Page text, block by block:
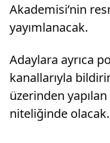
Akademisi’nin
yayımlanacak.
Adaylara ayrıca
kanallarıyla
üzerinden
niteliğinde olacak.